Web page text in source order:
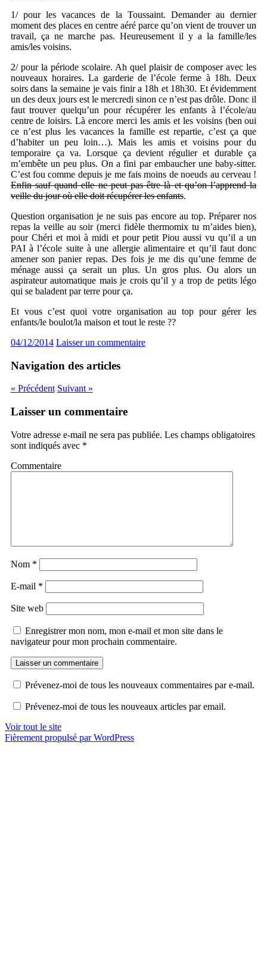
1/ pour les vacances de la Toussaint. Demander au dernier
moment des places en centre aéré parce qu’on vient de trouver un
travail, ça ne marche pas. Heureusement il y a la famille/les
amis/les voisins.
2/ pour la période scolaire. Ah quel plaisir de composer avec les
nouveaux horaires. La garderie de l’école ferme à 18h. Deux
soirs dans la semaine je vais finir a 18h et 18h30. Et évidemment
un des deux jours est le mercredi sinon ce n’est pas drôle. Donc il
faut trouver quelqu’un pour récupérer les enfants à l’école/au
centre de loisirs. Là encore merci les amis et les voisins (ben oui
ce n’est plus les vacances la famille est repartie, c’est ça que
d’habiter un peu loin…). Mais les amis et voisins pour du
temporaire ça va. Lorsque ça devient régulier et durable ça
m’embête un peu plus. On a fini par embaucher une baby-sitter.
C’est fou comme depuis je me fais moins de noeuds au cerveau !
Enfin sauf quand elle ne peut pas être là et qu’on l’apprend la
veille du jour où elle doit récupérer les enfants.
Question organisation je ne suis pas encore au top. Préparer nos
repas la veille au soir (merci fidèle thermomix tu m’aides bien),
pour Chéri et moi à midi et pour petit Piou aussi vu qu’il a un
PAI à l’école suite à une allergie alimentaire et qu’il faut donc
amener son panier repas. Des fois je me dis qu’une femme de
ménage aussi ça serait un plus. Un gros plus. Ou alors un
aspirateur automatique mais je crois qu’il y a trop de petits légo
qui se baladent par terre pour ça.
Et vous c’est quoi votre organisation au top pour gérer les
enfants/le boulot/la maison et tout le reste ??
04/12/2014 Laisser un commentaire
Navigation des articles
« Précédent Suivant »
Laisser un commentaire
Votre adresse e-mail ne sera pas publiée. Les champs obligatoires
sont indiqués avec *
Commentaire
Nom *
E-mail *
Site web
Enregistrer mon nom, mon e-mail et mon site dans le
navigateur pour mon prochain commentaire.
Prévenez-moi de tous les nouveaux commentaires par e-mail.
Prévenez-moi de tous les nouveaux articles par email.
Voir tout le site
Fièrement propulsé par WordPress